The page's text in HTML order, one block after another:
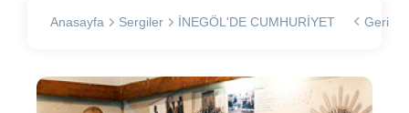
Anasayfa Sergiler İNEGÖL'DE CUMHURİYET Geri